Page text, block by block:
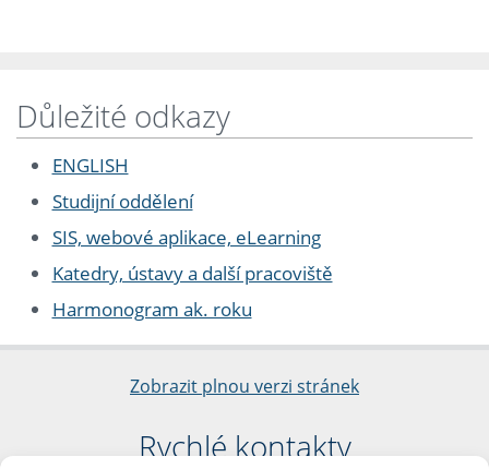
Důležité odkazy
ENGLISH
Studijní oddělení
SIS, webové aplikace, eLearning
Katedry, ústavy a další pracoviště
Harmonogram ak. roku
Zobrazit plnou verzi stránek
Rychlé kontakty